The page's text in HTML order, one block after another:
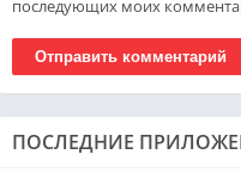
последующих моих
ПОСЛЕДНИЕ